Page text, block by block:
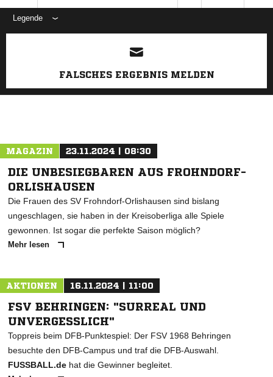
Legende
ANZEIGE
FALSCHES ERGEBNIS MELDEN
MAGAZIN 23.11.2024 | 08:30
DIE UNBESIEGBAREN AUS FROHNDORF-
ORLISHAUSEN
Die Frauen des SV Frohndorf-Orlishausen sind bislang
ungeschlagen, sie haben in der Kreisoberliga alle Spiele
gewonnen. Ist sogar die perfekte Saison möglich?
Mehr lesen
AKTIONEN 16.11.2024 | 11:00
FSV BEHRINGEN: "SURREAL UND
UNVERGESSLICH"
Toppreis beim DFB-Punktespiel: Der FSV 1968 Behringen
besuchte den DFB-Campus und traf die DFB-Auswahl.
FUSSBALL.de hat die Gewinner begleitet.